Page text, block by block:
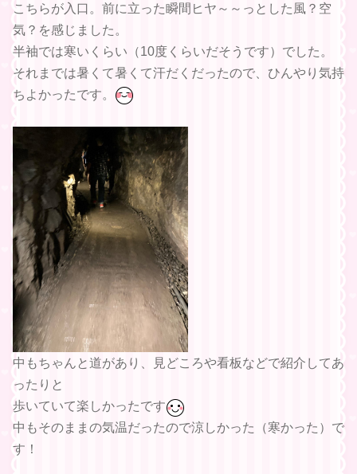
こちらが入口。前に立った瞬間ヒヤ～～っとした風？空
気？を感じました。
半袖では寒いくらい（10度くらいだそうです）でした。
それまでは暑くて暑くて汗だくだったので、ひんやり気持
ちよかったです。
中もちゃんと道があり、見どころや看板などで紹介してあ
ったりと
歩いていて楽しかったです
中もそのままの気温だったので涼しかった（寒かった）で
す！